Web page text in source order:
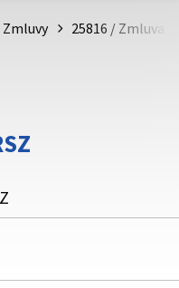
zdieľate informácie iba
Zabezpečená stránka
webového sídla.
Zmluvy 25816 / Zmluva